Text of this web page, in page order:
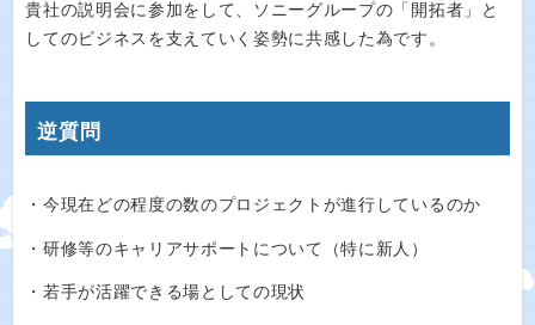
貴社の説明会に参加をして、ソニーグループの「開拓者」と
してのビジネスを支えていく姿勢に共感した為です。
逆質問
・今現在どの程度の数のプロジェクトが進行しているのか
・研修等のキャリアサポートについて（特に新人）
・若手が活躍できる場としての現状